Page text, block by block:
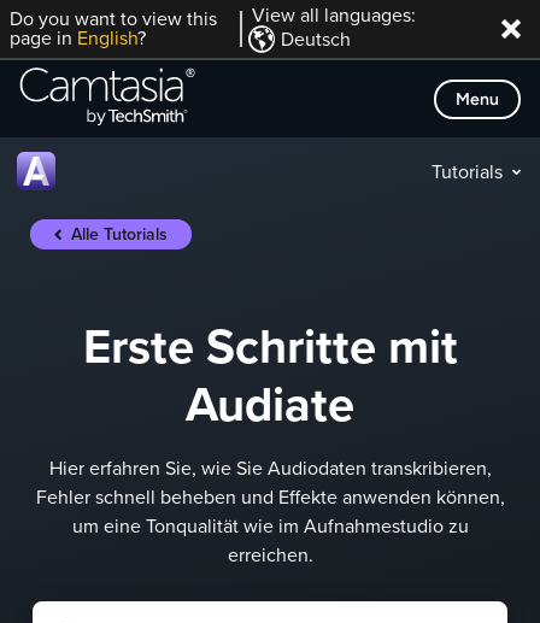
Direkt
zum
Inhalt
Do you want to view this
page in English?
View all languages:
Deutsch
Menu
Tutorials
Alle Tutorials
Erste Schritte mit
Audiate
Hier erfahren Sie, wie Sie Audiodaten transkribieren,
Fehler schnell beheben und Effekte anwenden können,
um eine Tonqualität wie im Aufnahmestudio zu
erreichen.